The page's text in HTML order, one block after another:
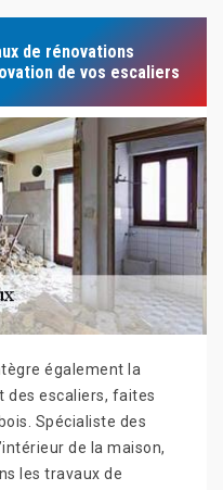
de rénovations
de vos escaliers
également la
des escaliers, faites
Spécialiste des
de la maison,
les travaux de